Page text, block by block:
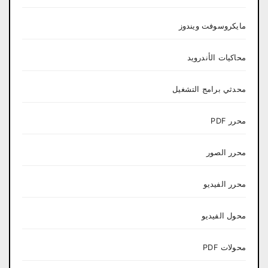
مايكروسوفت ويندوز
محاكيات الأندرويد
محدثي برامج التشغيل
محرر PDF
محرر الصور
محرر الفيديو
محول الفيديو
محولات PDF